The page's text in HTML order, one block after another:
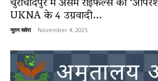
Breaking
UKNA के 4 उग्रवादी...
नूतन सवेरा - November 4, 2025